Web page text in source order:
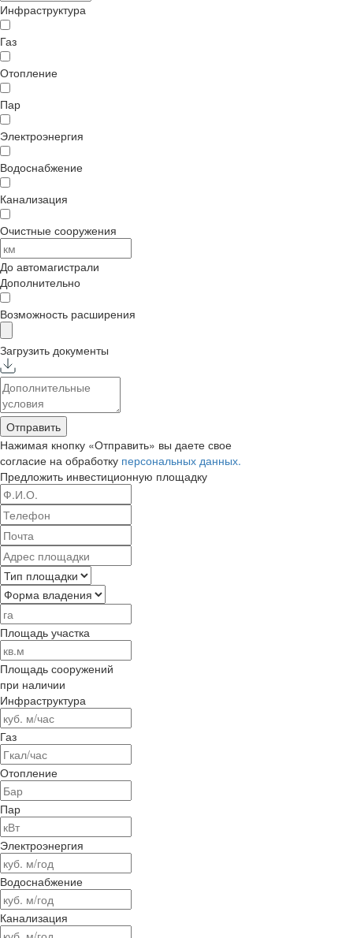
Инфраструктура
Газ
Отопление
Пар
Электроэнергия
Водоснабжение
Канализация
Очистные сооружения
До автомагистрали
Дополнительно
Возможность расширения
Загрузить документы
Отправить
Нажимая кнопку «Отправить» вы даете свое
согласие на обработку персональных данных.
Предложить инвестиционную площадку
Площадь участка
Площадь сооружений
при наличии
Инфраструктура
Газ
Отопление
Пар
Электроэнергия
Водоснабжение
Канализация